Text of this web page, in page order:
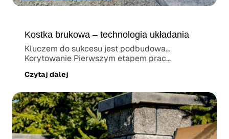
Kostka brukowa – technologia układania
Kluczem do sukcesu jest podbudowa…
Korytowanie Pierwszym etapem prac
Czytaj dalej